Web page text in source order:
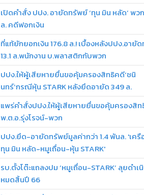
เปิดคำสั่ง ปปง. อายัดทรัพย์ ‘ทุน มิน หลัด’ พว
ล. คดีฟอกเงิน
ที่แท้ยักยอกเงิน 176.8 ล.! เบื้องหลังปปง.อายั
13.1 ล.พนักงาน บ.พลาสติกกับพวก
ปปง.ให้ผู้เสียหายยื่นขอคุ้มครองสิทธิคดี‘ชนิ
นทร์’กรณีหุ้น STARK หลังยึดอายัด 349 ล.
แพร่คำสั่งปปง.ให้ผู้เสียหายยื่นขอคุ้มครองสิ
พ.ต.อ.รุ่งโรจน์-พวก
ปปง.ยึด-อายัดทรัพย์มูลค่ากว่า 1.4 พันล. 'เครื
ทุน มิน หลัด-หมูเถื่อน-หุ้น STARK'
รบ.ตั้งโต๊ะแถลงปม ‘หมูเถื่อน-STARK’ ลุยดำเ
หมดสิ้นปี 66